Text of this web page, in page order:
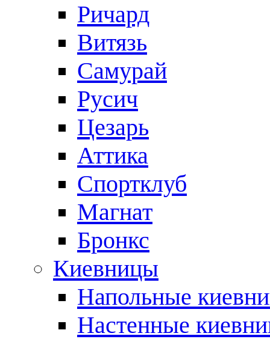
Ричард
Витязь
Самурай
Русич
Цезарь
Аттика
Спортклуб
Магнат
Бронкс
Киевницы
Напольные
Настенные